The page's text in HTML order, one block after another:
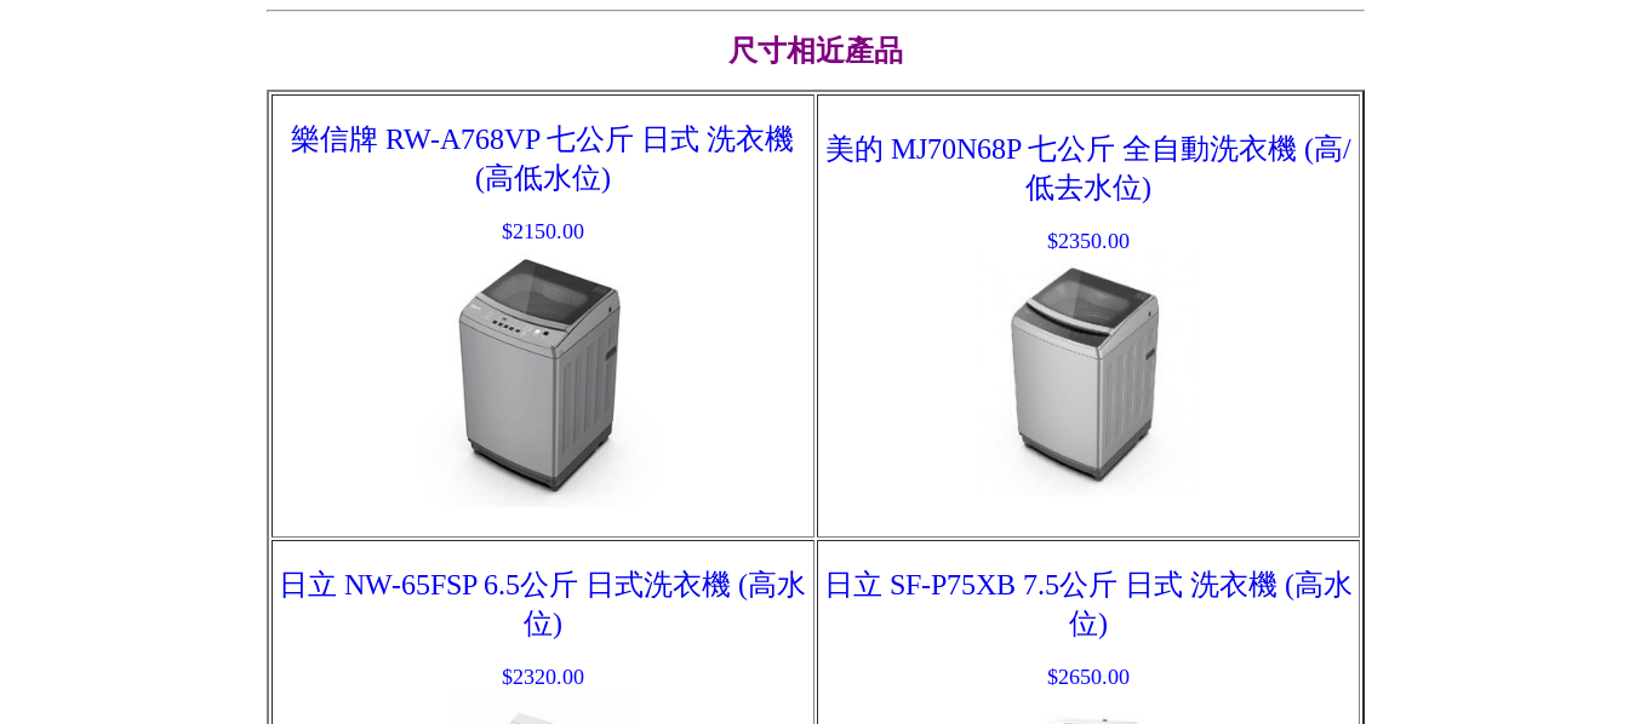
尺寸相近產品
樂信牌 RW-A768VP 七公斤 日式 洗衣機
(高低水位)
$2150.00
美的 MJ70N68P 七公斤 全自動洗衣機 (高/
低去水位)
$2350.00
日立 NW-65FSP 6.5公斤 日式洗衣機 (高水
位)
$2320.00
日立 SF-P75XB 7.5公斤 日式 洗衣機 (高水
位)
$2650.00